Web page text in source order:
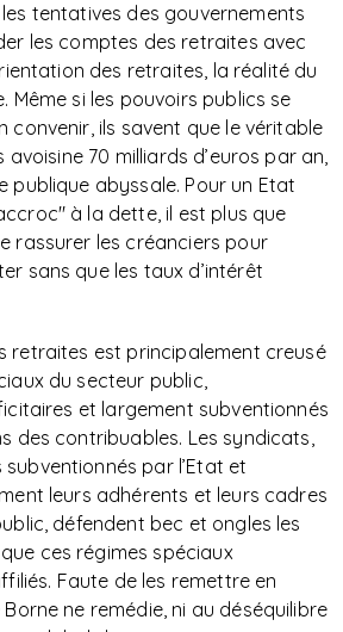
tentatives des gouvernements
les comptes des retraites avec
des retraites, la réalité du
Même si les pouvoirs publics se
convenir, ils savent que le véritable
70 milliards d’euros par an,
publique abyssale. Pour un Etat
à la dette, il est plus que
rassurer les créanciers pour
sans que les taux d’intérêt
retraites est principalement creusé
du secteur public,
et largement subventionnés
des contribuables. Les syndicats,
par l’Etat et
leurs adhérents et leurs cadres
défendent bec et ongles les
ces régimes spéciaux
Faute de les remettre en
ne remédie, ni au déséquilibre